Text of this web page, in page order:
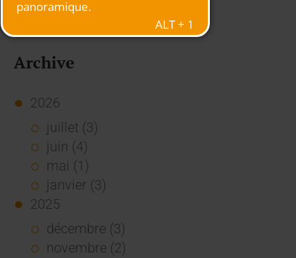
Usage des Standards
Archive
2026
juillet (3)
juin (4)
mai (1)
janvier (3)
2025
décembre (3)
novembre (2)